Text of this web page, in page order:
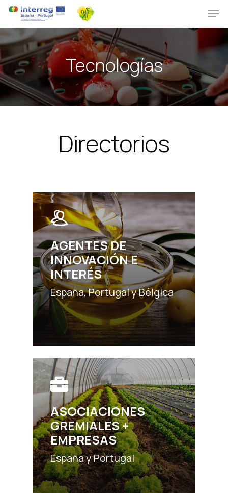
Tecnologías
Directorios
AGENTES DE
INNOVACIÓN E
INTERÉS
España, Portugal y Bélgica
ASOCIACIONES
GREMIALES +
EMPRESAS
España y Portugal